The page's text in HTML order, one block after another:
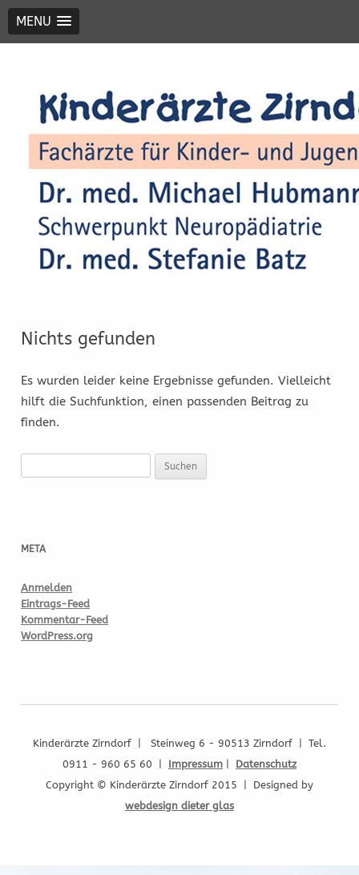
MENU
Batz
Nichts gefunden
Es wurden leider keine Ergebnisse gefunden. Vielleicht
hilft die Suchfunktion, einen passenden Beitrag zu
finden.
META
Anmelden
Eintrags-Feed
Kommentar-Feed
WordPress.org
Kinderärzte Zirndorf | Steinweg 6 - 90513 Zirndorf | Tel.
0911 - 960 65 60 | Impressum
Datenschutz
Copyright © Kinderärzte Zirndorf 2015 | Designed by
webdesign dieter glas